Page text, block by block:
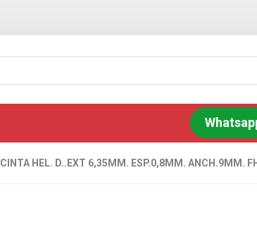
CINTA HEL. D..EXT 6,35MM. ESP.0,8MM. ANCH.9MM.